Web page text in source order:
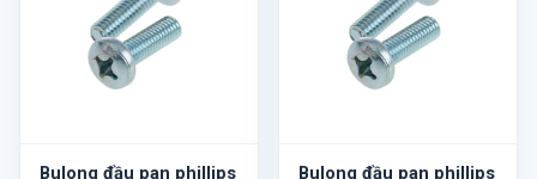
Bulong đầu pan phillips
Bulong đầu pan phillips